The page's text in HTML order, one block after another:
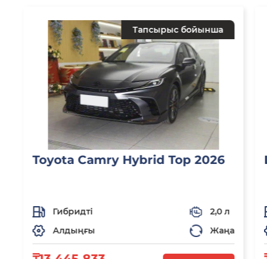
Тапсырыс бойынша
Toyota Camry Hybrid Top 2026
Гибридті
2,0 л
Алдыңғы
Жаңа